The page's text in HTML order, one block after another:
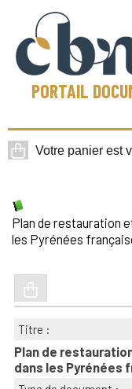
PORTAIL
Plan de restauration
les Pyrénées
Titre :
Plan de
dans les Pyrénées